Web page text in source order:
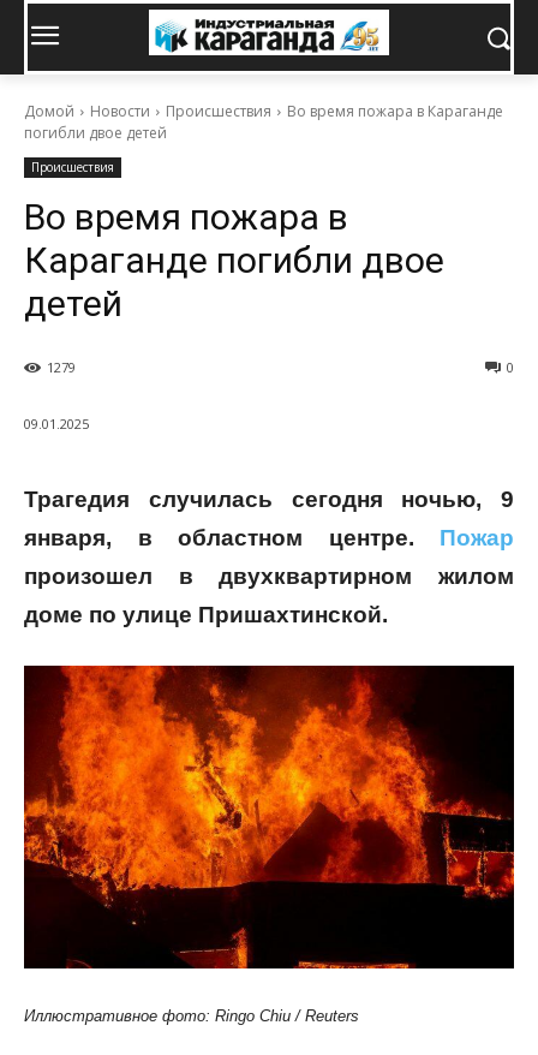
Домой Новости Происшествия
Во время пожара в Караганде
погибли двое детей
Происшествия
Во время пожара в
Караганде погибли двое
детей
0
1279
09.01.2025
Трагедия случилась сегодня ночью, 9
января, в областном центре. Пожар
произошел в двухквартирном жилом
доме по улице Пришахтинской.
Иллюстративное фото: Ringo Chiu / Reuters